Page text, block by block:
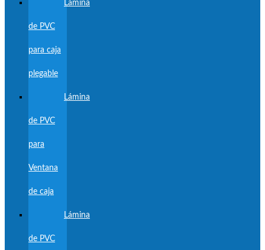
Lámina
de PVC
para caja
plegable
Lámina
de PVC
para
Ventana
de caja
Lámina
de PVC